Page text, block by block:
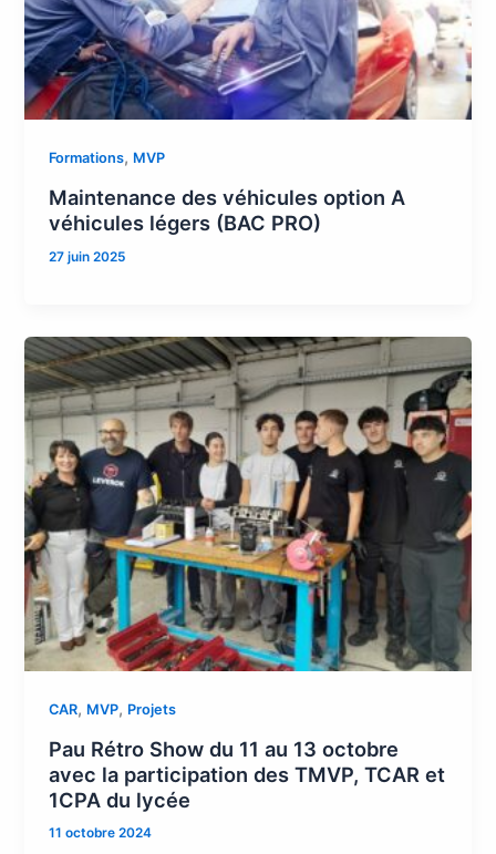
Formations, MVP
Maintenance des véhicules option A
véhicules légers (BAC PRO)
27 juin 2025
CAR, MVP, Projets
Pau Rétro Show du 11 au 13 octobre
avec la participation des TMVP, TCAR et
1CPA du lycée
11 octobre 2024